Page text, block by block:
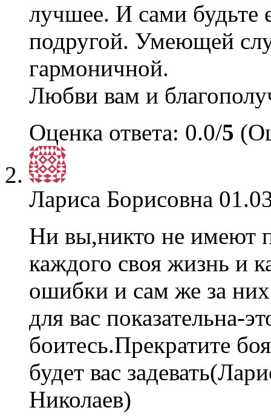
лучшее. И сами
подругой. Умеющей
гармоничной.
Любви вам и
Оценка ответа: 0.0/5
Лариса Борисовна
Ни вы,никто не имеют
каждого своя жизнь и
ошибки и сам же за них
для вас показательна-
боитесь.Прекратите
будет вас
Николаев)